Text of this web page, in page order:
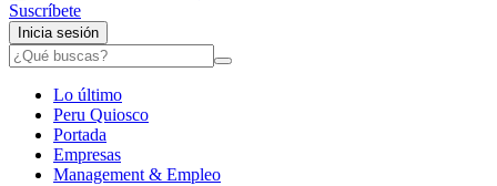
Suscríbete
Inicia sesión
Lo último
Peru Quiosco
Portada
Empresas
Management & Empleo